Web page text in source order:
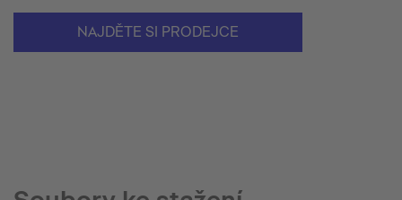
NAJDĚTE SI PRODEJCE